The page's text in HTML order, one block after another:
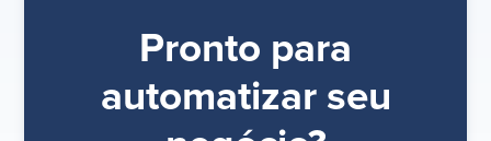
Pronto para
automatizar seu